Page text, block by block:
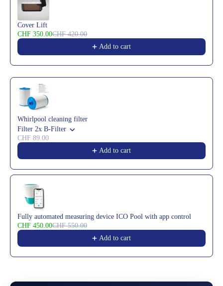
Cover Lift
CHF 350.00CHF 420.00
Add to cart
Whirlpool cleaning filter
Filter 2x B-Filter
CHF 89.00
Add to cart
Fully automated measuring device ICO Pool with app control
CHF 450.00CHF 550.00
Add to cart